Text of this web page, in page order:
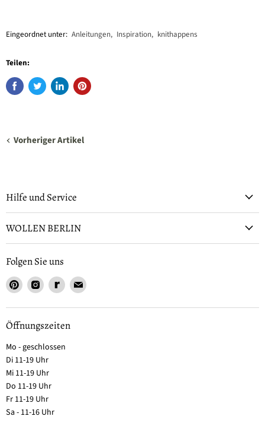
Eingeordnet unter: Anleitungen, Inspiration, knithappens
Teilen:
Vorheriger Artikel
Hilfe und Service
WOLLEN BERLIN
Folgen Sie uns
Öffnungszeiten
Mo - geschlossen
Di 11-19 Uhr
Mi 11-19 Uhr
Do 11-19 Uhr
Fr 11-19 Uhr
Sa - 11-16 Uhr